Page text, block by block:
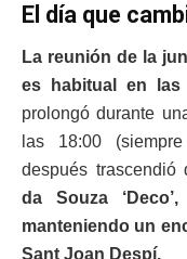
El día que
La reunión de la
es habitual en las
prolongó durante
las 18:00
después trascendió
da Souza
manteniendo un
Sant Joan Despí.